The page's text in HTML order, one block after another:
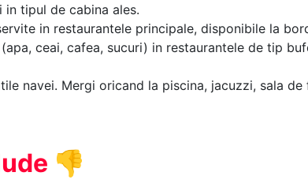
in tipul de cabina ales.
in restaurantele principale, disponibile la
ceai, cafea, sucuri) in restaurantele de tip
navei. Mergi oricand la piscina, jacuzzi, sala de
👎